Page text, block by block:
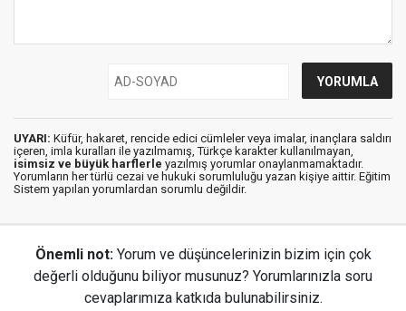
UYARI: Küfür, hakaret, rencide edici cümleler veya imalar, inançlara saldırı
içeren, imla kuralları ile yazılmamış, Türkçe karakter kullanılmayan,
isimsiz ve büyük harflerle yazılmış yorumlar onaylanmamaktadır.
Yorumların her türlü cezai ve hukuki sorumluluğu yazan kişiye aittir. Eğitim
Sistem yapılan yorumlardan sorumlu değildir.
Önemli not: Yorum ve düşüncelerinizin bizim için çok
değerli olduğunu biliyor musunuz? Yorumlarınızla soru
cevaplarımıza katkıda bulunabilirsiniz.